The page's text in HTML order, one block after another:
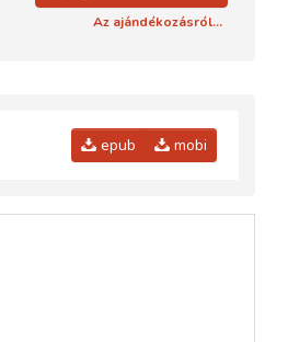
Az ajándékozásról...
epub mobi